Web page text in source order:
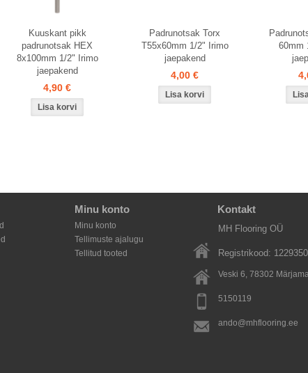
Kuuskant pikk
padrunotsak HEX
8x100mm 1/2" Irimo
jaepakend
4,90 €
Padrunotsak Torx
T55x60mm 1/2" Irimo
jaepakend
4,00 €
60mm
Minu konto
Minu konto
Tellimuste ajalugu
Tellitud tooted
Kontakt
MH Flooring OÜ
Registrikood:
Veski 6, 78302
5150119
ando@mhflooring.ee